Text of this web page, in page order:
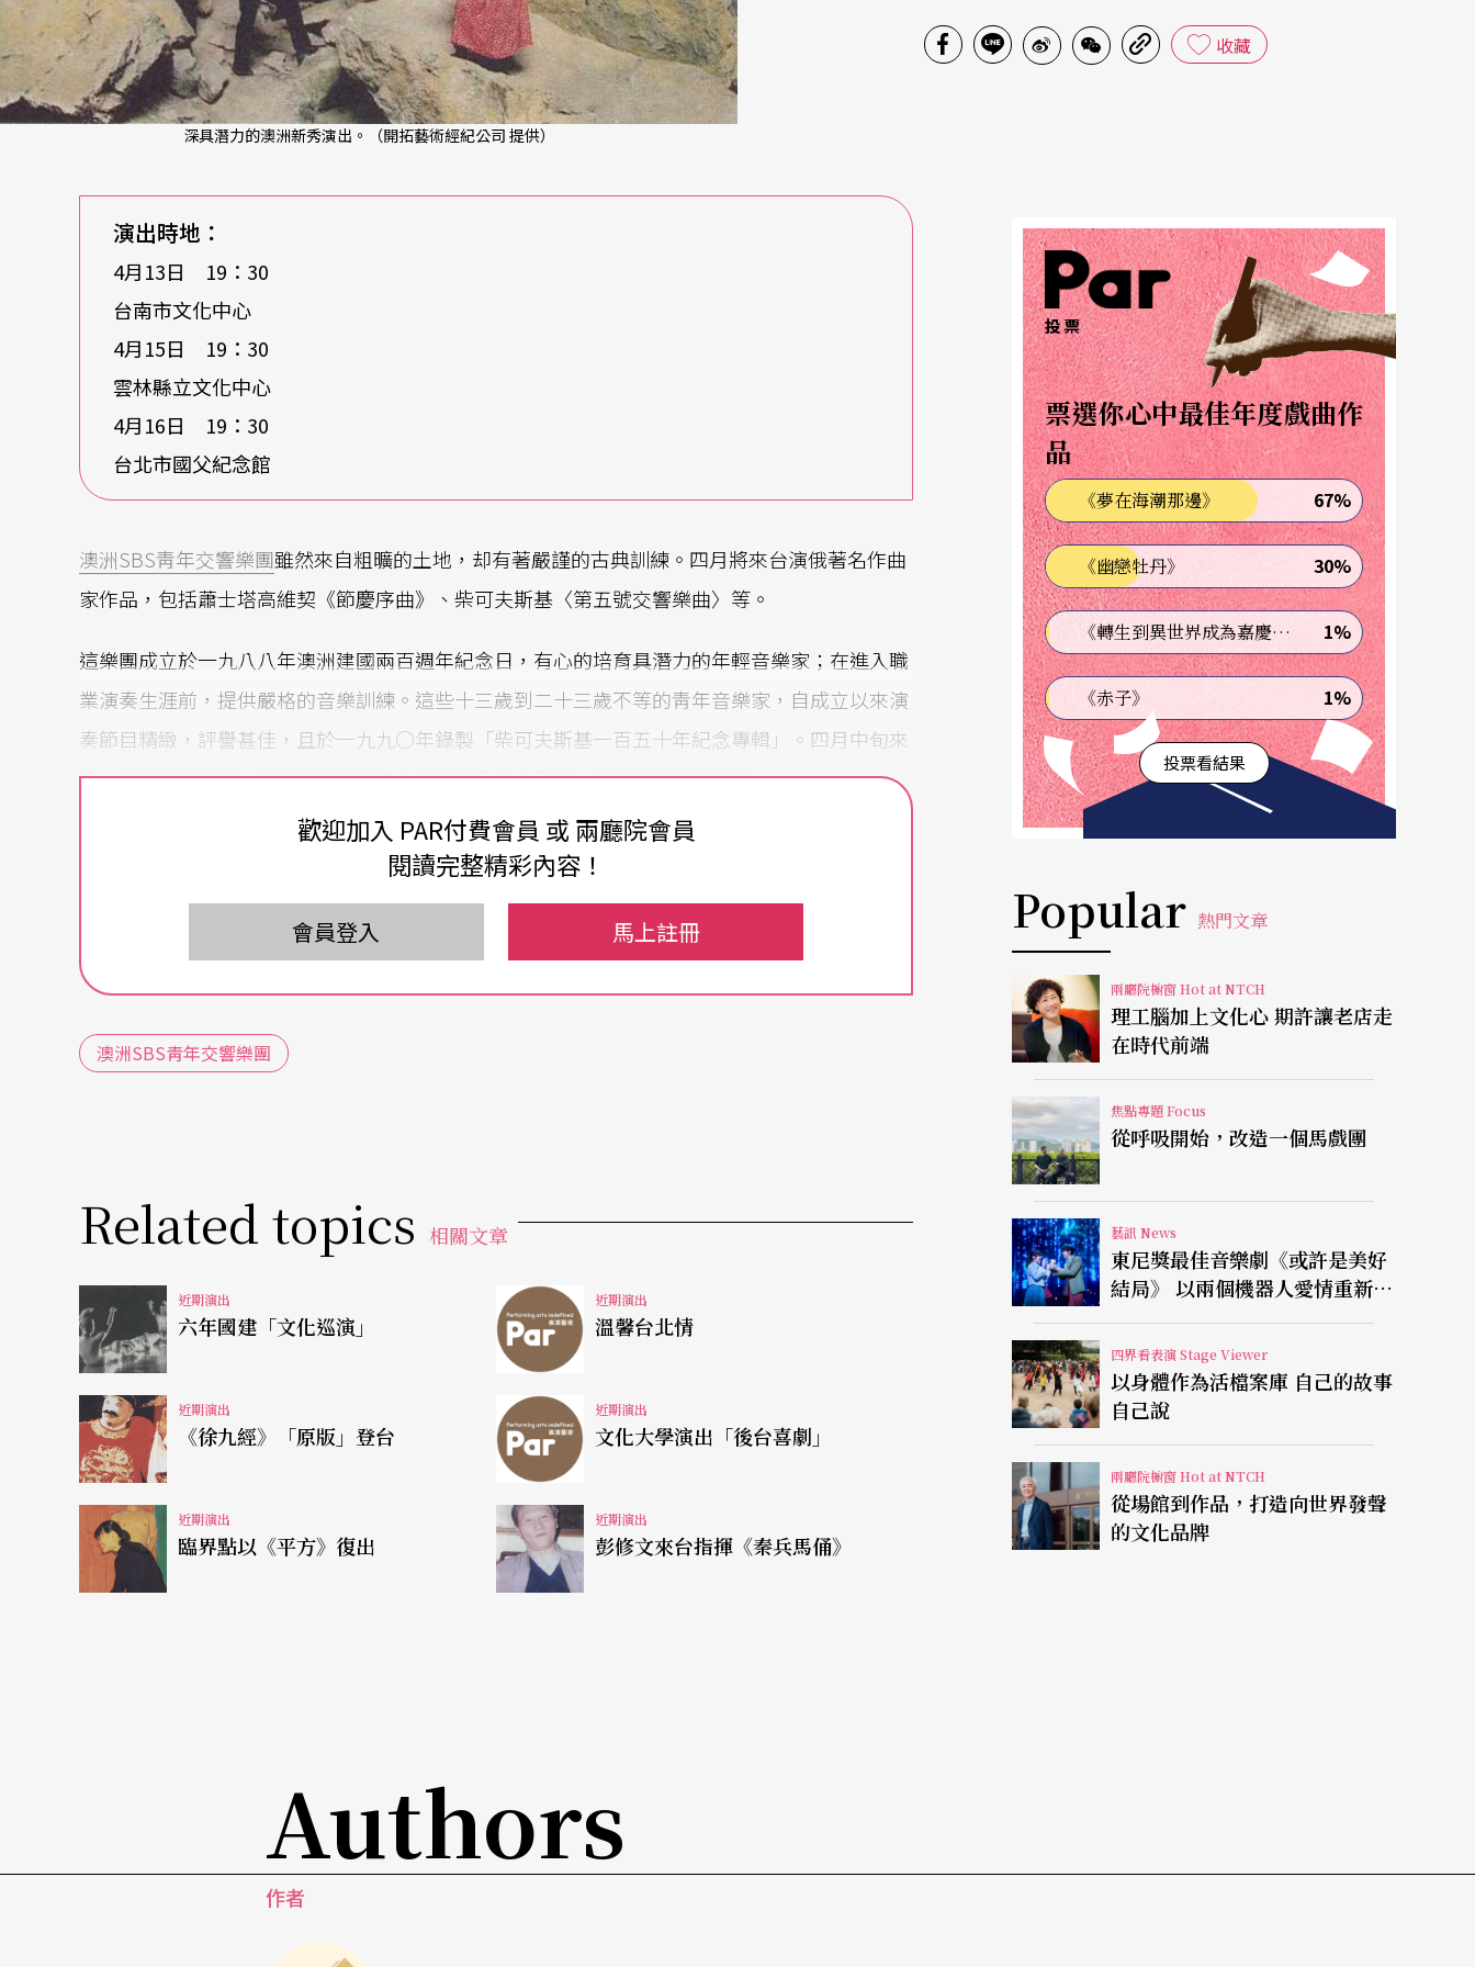
深具潛力的澳洲新秀演出。（開拓藝術經紀公司 提供）
收藏
演出時地：
4月13日 19：30
台南市文化中心
4月15日 19：30
雲林縣立文化中心
4月16日 19：30
台北市國父紀念館
澳洲SBS靑年交響樂團雖然來自粗曠的土地，却有著嚴謹的古典訓練。四月將來台演俄著名作曲
家作品，包括蕭士塔高維契《節慶序曲》、柴可夫斯基〈第五號交響樂曲〉等。
這樂團成立於一九八八年澳洲建國兩百週年紀念日，有心的培育具潛力的年輕音樂家；在進入職
業演奏生涯前，提供嚴格的音樂訓練。這些十三歲到二十三歲不等的靑年音樂家，自成立以來演
奏節目精緻，評譽甚佳，且於一九九○年錄製「柴可夫斯基一百五十年紀念專輯」。四月中旬來
台，除了巡迴演出，尙計畫收錄搜集台灣音樂及風土民情，做爲日後創作參考。
歡迎加入 PAR付費會員 或 兩廳院會員
閱讀完整精彩內容！
會員登入 馬上註冊
澳洲SBS靑年交響樂團
Related topics 相關文章
近期演出
六年國建「文化巡演」
近期演出
溫馨台北情
近期演出
《徐九經》「原版」登台
近期演出
文化大學演出「後台喜劇」
近期演出
臨界點以《平方》復出
近期演出
彭修文來台指揮《秦兵馬俑》
投票
票選你心中最佳年度戲曲作
品
《夢在海潮那邊》 67%
《幽戀牡丹》 30%
《轉生到異世界成為嘉慶君—發現我的祖先是詐騙集團!?》 1%
《赤子》 1%
投票看結果
Popular 熱門文章
兩廳院櫥窗 Hot at NTCH
理工腦加上文化心 期許讓老店走
在時代前端
焦點專題 Focus
從呼吸開始，改造一個馬戲團
藝訊 News
東尼獎最佳音樂劇《或許是美好
結局》 以兩個機器人愛情重新凝
視有限人生
四界看表演 Stage Viewer
以身體作為活檔案庫 自己的故事
自己說
兩廳院櫥窗 Hot at NTCH
從場館到作品，打造向世界發聲
的文化品牌
Authors
作者